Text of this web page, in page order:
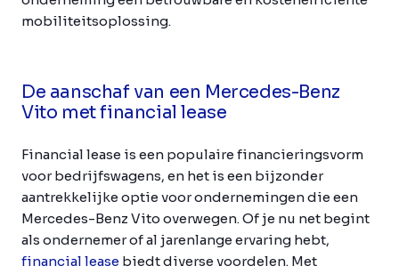
mobiliteitsoplossing.
De aanschaf van een Mercedes-Benz
Vito met financial lease
Financial lease is een populaire financieringsvorm
voor bedrijfswagens, en het is een bijzonder
aantrekkelijke optie voor ondernemingen die een
Mercedes-Benz Vito overwegen. Of je nu net begint
als ondernemer of al jarenlange ervaring hebt,
financial lease biedt diverse voordelen. Met